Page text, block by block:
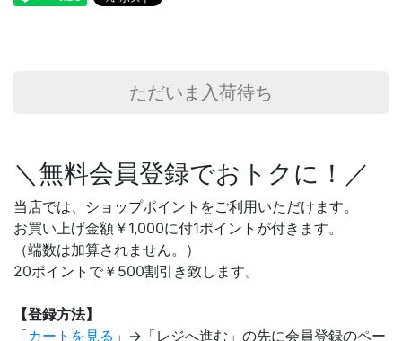
ただいま入荷待ち
＼無料会員登録でおトクに！／
当店では、ショップポイントをご利用いただけます。
お買い上げ金額￥1,000に付1ポイントが付きます。
（端数は加算されません。）
20ポイントで￥500割引き致します。
【登録方法】
「カートを見る 」→「レジへ進む」の先に会員登録のペー